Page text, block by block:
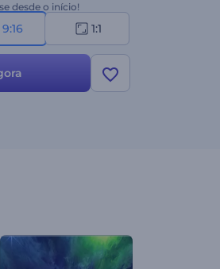
desde o início!
9:16 1:1